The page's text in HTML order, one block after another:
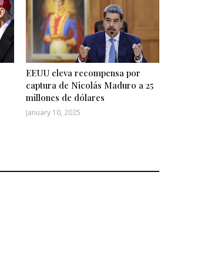
EEUU eleva recompensa por
captura de Nicolás Maduro a 25
millones de dólares
January 10, 2025